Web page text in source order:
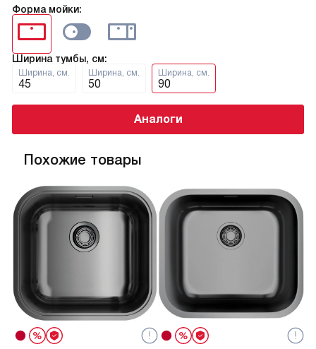
Форма мойки:
Ширина тумбы, см:
Ширина, см.
45
Ширина, см.
50
Ширина, см.
90
Аналоги
Похожие товары